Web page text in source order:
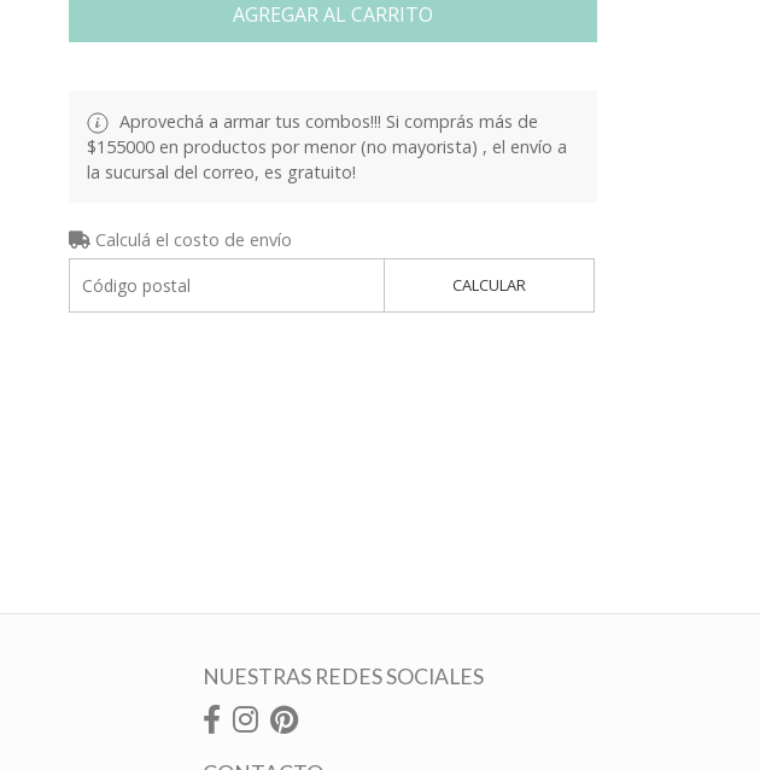
AGREGAR AL CARRITO
Aprovechá a armar tus combos!!! Si comprás más de
$155000 en productos por menor (no mayorista) , el envío a
la sucursal del correo, es gratuito!
Calculá el costo de envío
CALCULAR
NUESTRAS REDES SOCIALES